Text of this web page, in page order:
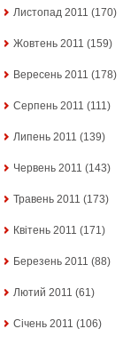
Листопад 2011 (170)
Жовтень 2011 (159)
Вересень 2011 (178)
Серпень 2011 (111)
Липень 2011 (139)
Червень 2011 (143)
Травень 2011 (173)
Квітень 2011 (171)
Березень 2011 (88)
Лютий 2011 (61)
Січень 2011 (106)